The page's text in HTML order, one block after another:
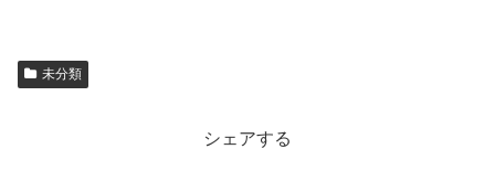
未分類
シェアする